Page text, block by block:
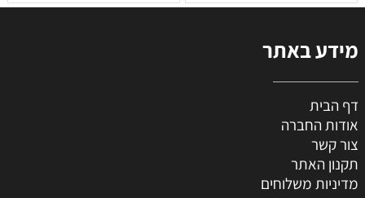
מידע באתר
דף הבית
אודות החברה
צור קשר
תקנון האתר
מדיניות משלוחים